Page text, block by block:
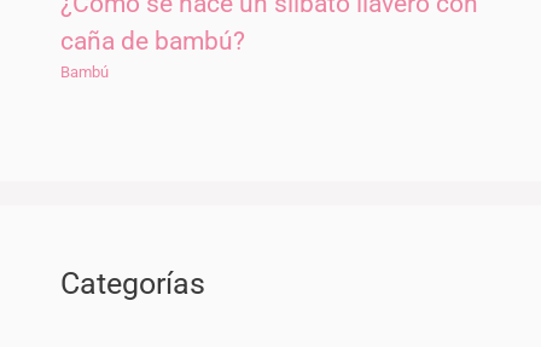
caña de bambú?
Bambú
Categorías